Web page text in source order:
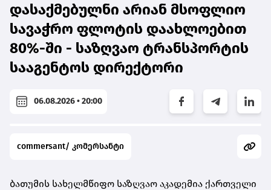
დასაქმებულნი არიან მსოფლიო
სავაჭრო ფლოტის დაახლოებით
80%-ში - საზღვაო ტრანსპორტის
სააგენტოს დირექტორი
06.08.2026 • 20:00
commersant/ კომერსანტი
ბათუმის სახელმწიფო საზღვაო აკადემია ქართველი